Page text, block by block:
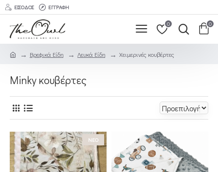
ΕΊΣΟΔΟΣ ΕΓΓΡΑΦΉ
0 0
Βρεφικά Είδη Λευκά Είδη Χειμερινές κουβέρτες
Minky κουβέρτες
ΝΕΟ